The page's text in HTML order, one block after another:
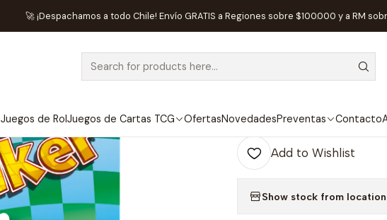
Juegos de RolJuegos de Cartas TCG OfertasNovedadesPreventas Contacto
🚀 ¡Despachamos a todo Chile! Envío GRATIS a Regiones sobre $100.000 y a RM
Home Juegos de Mesa Editorial Fractal Combo Breaker -
Combo
Quantity
Add to Wishlist
Show stock from